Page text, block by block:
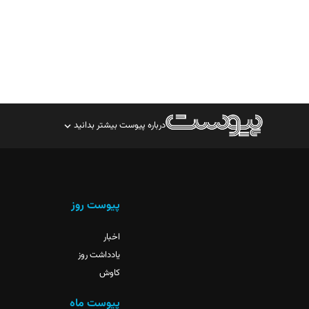
درباره پیوست بیشتر بدانید
پیوست روز
اخبار
یادداشت روز
کاوش
پیوست ماه